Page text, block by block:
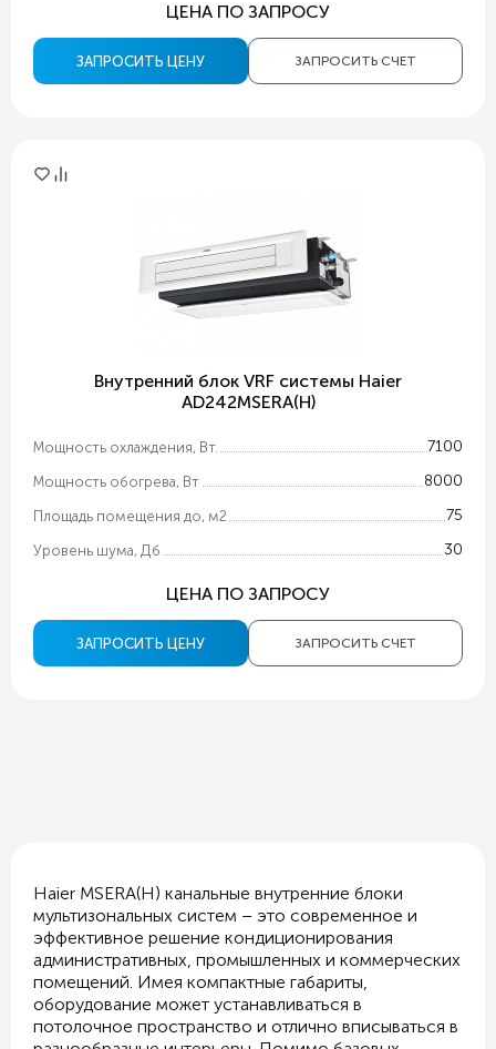
ЦЕНА ПО ЗАПРОСУ
ЗАПРОСИТЬ СЧЕТ
ЗАПРОСИТЬ ЦЕНУ
Внутренний блок VRF системы Haier
AD242MSERA(H)
Мощность охлаждения, Вт. 7100
Мощность обогрева, Вт 8000
Площадь помещения до, м2 75
Уровень шума, Дб 30
ЦЕНА ПО ЗАПРОСУ
ЗАПРОСИТЬ СЧЕТ
ЗАПРОСИТЬ ЦЕНУ
Haier MSERA(H) канальные внутренние блоки
мультизональных систем – это современное и
эффективное решение кондиционирования
административных, промышленных и коммерческих
помещений. Имея компактные габариты,
оборудование может устанавливаться в
потолочное пространство и отлично вписываться в